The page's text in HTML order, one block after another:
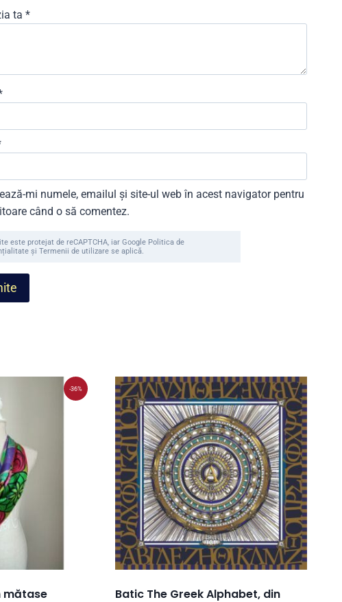
ta*
mi numele, emailul și site-ul web în acest navigator pentru
când o să comentez.
este protejat de reCAPTCHA, iar Google Politica de
și Termenii de utilizare se aplică.
-36%
mătase
Batic The Greek Alphabet, din